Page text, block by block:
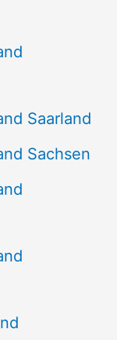
Saarland
Sachsen